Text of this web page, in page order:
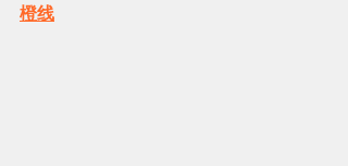
橙线